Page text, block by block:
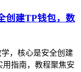
创建TP钱包，数
，核心是安全创建
指南，教程聚焦安